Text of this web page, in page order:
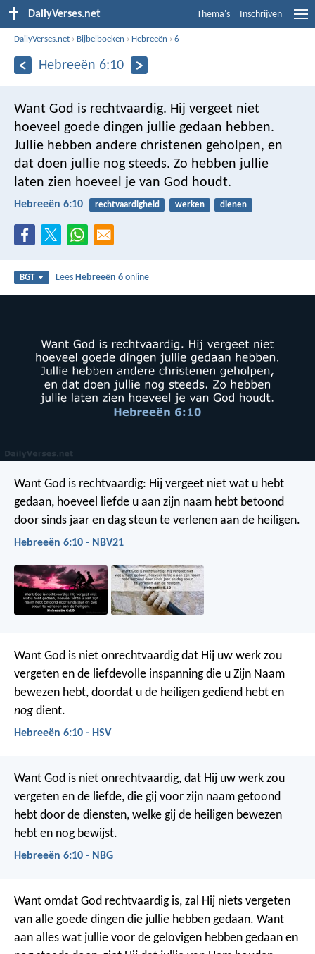
DailyVerses.net Thema's Inschrijven
DailyVerses.net › Bijbelboeken › Hebreeën ›6
Hebreeën 6:10
Want God is rechtvaardig. Hij vergeet niet
hoeveel goede dingen jullie gedaan hebben.
Jullie hebben andere christenen geholpen, en
dat doen jullie nog steeds. Zo hebben jullie
laten zien hoeveel je van God houdt.
Hebreeën 6:10 rechtvaardigheid werken dienen
BGT LeesHebreeën 6 online
Want God is rechtvaardig: Hij vergeet niet wat u hebt
gedaan, hoeveel liefde u aan zijn naam hebt betoond
door sinds jaar en dag steun te verlenen aan de heiligen.
Hebreeën 6:10 - NBV21
Want God is niet onrechtvaardig dat Hij uw werk zou
vergeten en de liefdevolle inspanning die u Zijn Naam
bewezen hebt, doordat u de heiligen gediend hebt en
nog dient.
Hebreeën 6:10 - HSV
Want God is niet onrechtvaardig, dat Hij uw werk zou
vergeten en de liefde, die gij voor zijn naam getoond
hebt door de diensten, welke gij de heiligen bewezen
hebt en nog bewijst.
Hebreeën 6:10 - NBG
Want omdat God rechtvaardig is, zal Hij niets vergeten
van alle goede dingen die jullie hebben gedaan. Want
aan alles wat jullie voor de gelovigen hebben gedaan en